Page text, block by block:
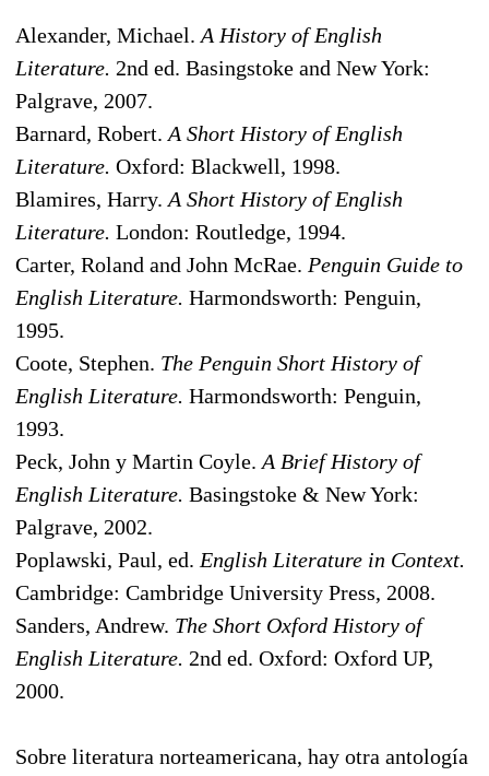
Alexander, Michael. A History of English
Literature. 2nd ed. Basingstoke and New York:
Palgrave, 2007.
Barnard, Robert. A Short History of English
Literature. Oxford: Blackwell, 1998.
Blamires, Harry. A Short History of English
Literature. London: Routledge, 1994.
Carter, Roland and John McRae. Penguin Guide to
English Literature. Harmondsworth: Penguin,
1995.
Coote, Stephen. The Penguin Short History of
English Literature. Harmondsworth: Penguin,
1993.
Peck, John y Martin Coyle. A Brief History of
English Literature. Basingstoke & New York:
Palgrave, 2002.
Poplawski, Paul, ed. English Literature in Context.
Cambridge: Cambridge University Press, 2008.
Sanders, Andrew. The Short Oxford History of
English Literature. 2nd ed. Oxford: Oxford UP,
2000.
Sobre literatura norteamericana, hay otra antología